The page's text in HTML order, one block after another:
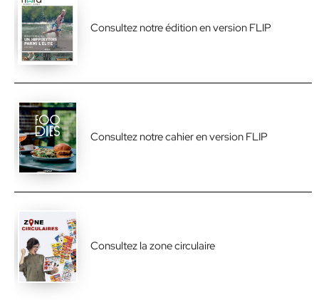
Consultez notre édition en version FLIP
Consultez notre cahier en version FLIP
Consultez la zone circulaire